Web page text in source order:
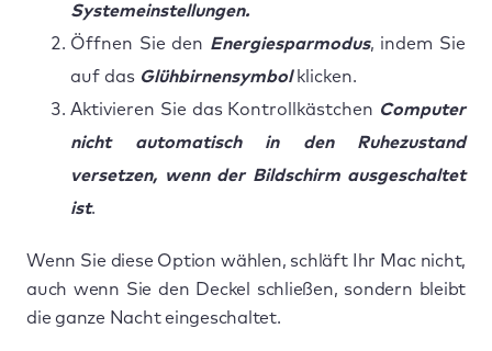
Systemeinstellungen.
Öffnen Sie den Energiesparmodus, indem Sie
auf das Glühbirnensymbol klicken.
Aktivieren Sie das Kontrollkästchen Computer
nicht automatisch in den Ruhezustand
versetzen, wenn der Bildschirm ausgeschaltet
ist.
Wenn Sie diese Option wählen, schläft Ihr Mac nicht,
auch wenn Sie den Deckel schließen, sondern bleibt
die ganze Nacht eingeschaltet.